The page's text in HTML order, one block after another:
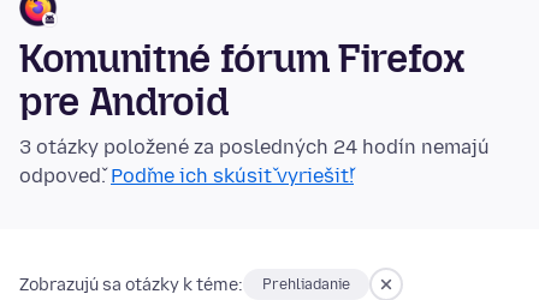
Komunitné fórum Firefox
pre Android
3 otázky položené za posledných 24 hodín nemajú
odpoveď.Poďme ich skúsiť vyriešiť!
Zobrazujú sa otázky k téme: Prehliadanie